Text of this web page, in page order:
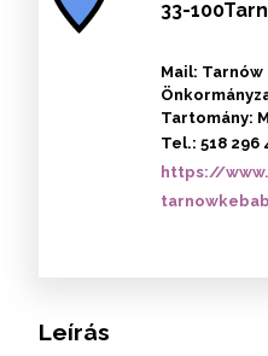
33-
Mail: Tarnów
Tartomány:
Tel.: 518 296
https://
Leírás